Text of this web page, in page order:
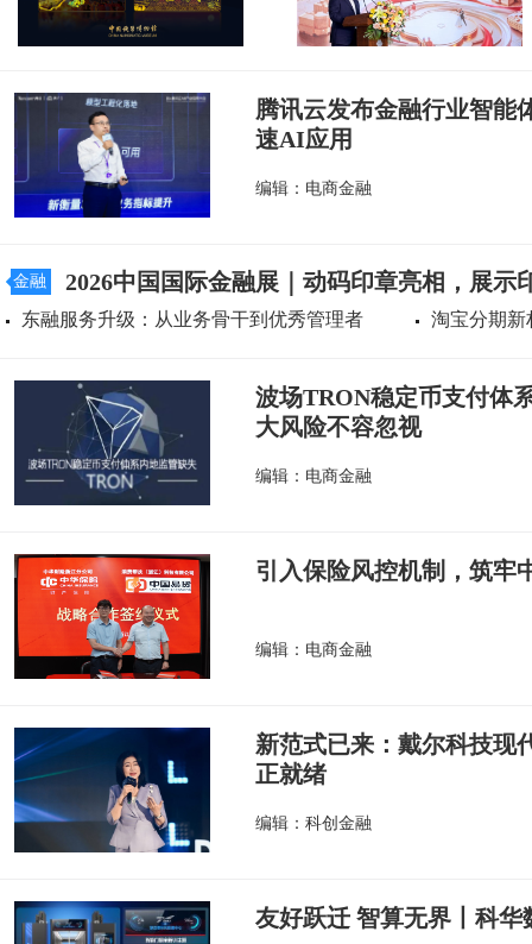
腾讯云发布金融行业智能
速AI应用
编辑：电商金融
金融 2026中国国际金融展｜动码印章亮相，展示
东融服务升级：从业务骨干到优秀管理者 淘宝分期新
波场TRON稳定币支付体
大风险不容忽视
编辑：电商金融
引入保险风控机制，筑牢
编辑：电商金融
新范式已来：戴尔科技现
正就绪
编辑：科创金融
友好跃迁 智算无界丨科华